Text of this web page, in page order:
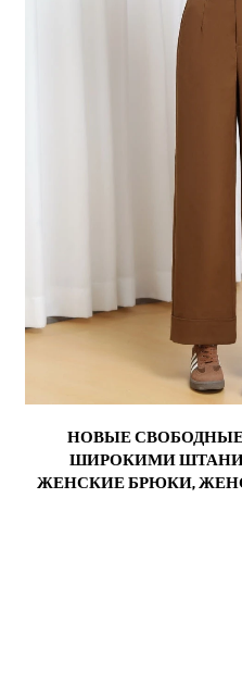
НОВЫЕ
ШИРОКИМИ
ЖЕНСКИЕ БРЮКИ,